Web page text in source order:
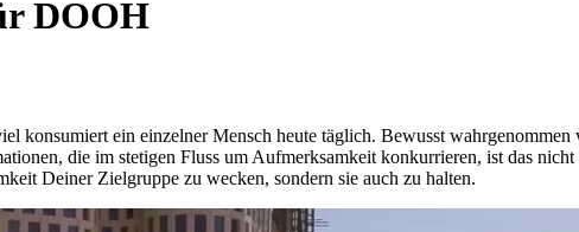
DOOH
konsumiert ein einzelner Mensch heute täglich. Bewusst
die im stetigen Fluss um Aufmerksamkeit konkurrieren, ist das
Deiner Zielgruppe zu wecken, sondern sie auch zu halten.